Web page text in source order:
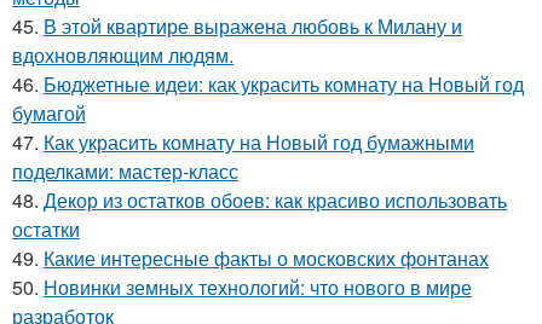
45. В этой квартире выражена любовь к Милану и
вдохновляющим людям.
46. Бюджетные идеи: как украсить комнату на Новый год
бумагой
47. Как украсить комнату на Новый год бумажными
поделками: мастер-класс
48. Декор из остатков обоев: как красиво использовать
остатки
49. Какие интересные факты о московских фонтанах
50. Новинки земных технологий: что нового в мире
разработок